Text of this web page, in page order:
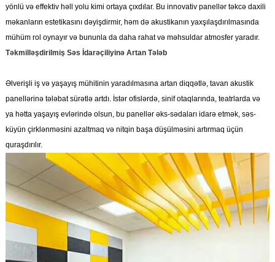
yönlü və effektiv həll yolu kimi ortaya çıxdılar. Bu innovativ panellər təkcə daxili
məkanların estetikasını dəyişdirmir, həm də akustikanın yaxşılaşdırılmasında
mühüm rol oynayır və bununla da daha rahat və məhsuldar atmosfer yaradır.
Təkmilləşdirilmiş Səs İdarəçiliyinə Artan Tələb
Əlverişli iş və yaşayış mühitinin yaradılmasına artan diqqətlə, tavan akustik
panellərinə tələbat sürətlə artdı. İstər ofislərdə, sinif otaqlarında, teatrlarda və
ya hətta yaşayış evlərində olsun, bu panellər əks-sədaları idarə etmək, səs-
küyün çirklənməsini azaltmaq və nitqin başa düşülməsini artırmaq üçün
quraşdırılır.